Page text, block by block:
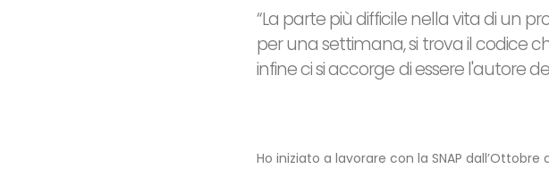
“La parte più difficile nella vita di un
per una settimana, si trova il codice
infine ci si accorge di essere l'autore
Ho iniziato a lavorare con la SNAP